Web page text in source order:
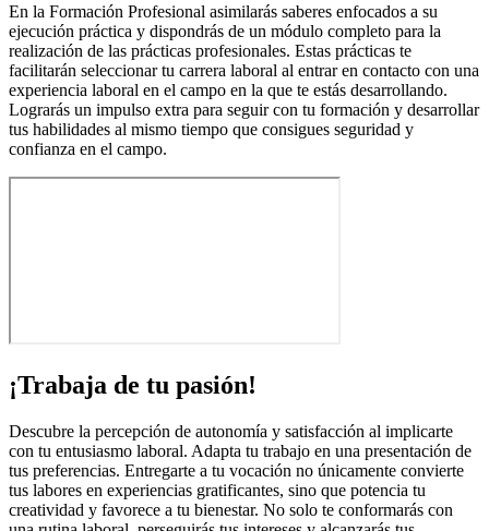
En la Formación Profesional asimilarás saberes enfocados a su
ejecución práctica y dispondrás de un módulo completo para la
realización de las prácticas profesionales. Estas prácticas te
facilitarán seleccionar tu carrera laboral al entrar en contacto con una
experiencia laboral en el campo en la que te estás desarrollando.
Lograrás un impulso extra para seguir con tu formación y desarrollar
tus habilidades al mismo tiempo que consigues seguridad y
confianza en el campo.
¡Trabaja de tu pasión!
Descubre la percepción de autonomía y satisfacción al implicarte
con tu entusiasmo laboral. Adapta tu trabajo en una presentación de
tus preferencias. Entregarte a tu vocación no únicamente convierte
tus labores en experiencias gratificantes, sino que potencia tu
creatividad y favorece a tu bienestar. No solo te conformarás con